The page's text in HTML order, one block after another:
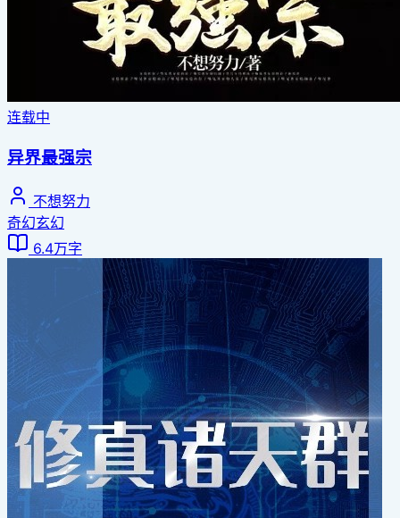
连载中
异界最强宗
不想努力
奇幻玄幻
6.4万字